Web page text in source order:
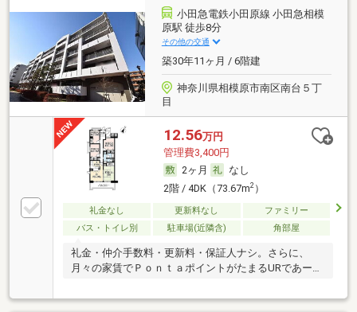
小田急電鉄小田原線 小田急相模
原駅 徒歩8分
その他の交通
築30年11ヶ月 / 6階建
神奈川県相模原市南区南台５丁
目
12.56万円
管理費3,400円
2ヶ月
なし
2階 / 4DK（73.67m2）
礼金なし 更新料なし
ファミリー
バス・トイレ別
駐車場(近隣含) 角部屋
礼金・仲介手数料・更新料・保証人ナシ。さらに、
月々の家賃でＰｏｎｔａポイントがたまるURであー